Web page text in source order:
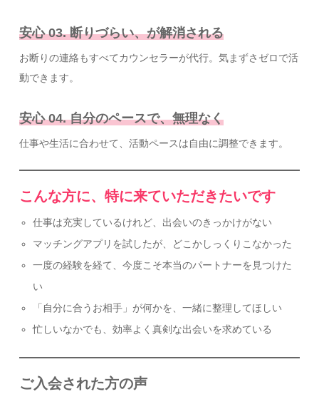
安心 03. 断りづらい、が解消される
お断りの連絡もすべてカウンセラーが代行。気まずさゼロで活
動できます。
安心 04. 自分のペースで、無理なく
仕事や生活に合わせて、活動ペースは自由に調整できます。
こんな方に、特に来ていただきたいです
仕事は充実しているけれど、出会いのきっかけがない
マッチングアプリを試したが、どこかしっくりこなかった
一度の経験を経て、今度こそ本当のパートナーを見つけた
い
「自分に合うお相手」が何かを、一緒に整理してほしい
忙しいなかでも、効率よく真剣な出会いを求めている
ご入会された方の声